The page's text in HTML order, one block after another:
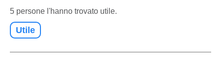
5 persone l'hanno trovato utile.
Utile